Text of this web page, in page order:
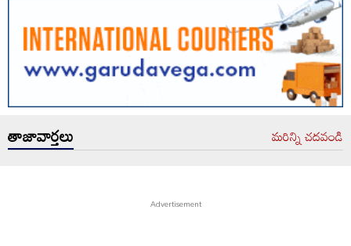
తాజావార్తలు మరిన్ని చదవండి